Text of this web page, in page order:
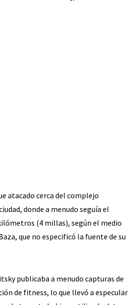
atacado cerca del complejo
donde a menudo seguía el
(4 millas), según el medio
que no especificó la fuente de su
publicaba a menudo capturas de
de fitness, lo que llevó a especular